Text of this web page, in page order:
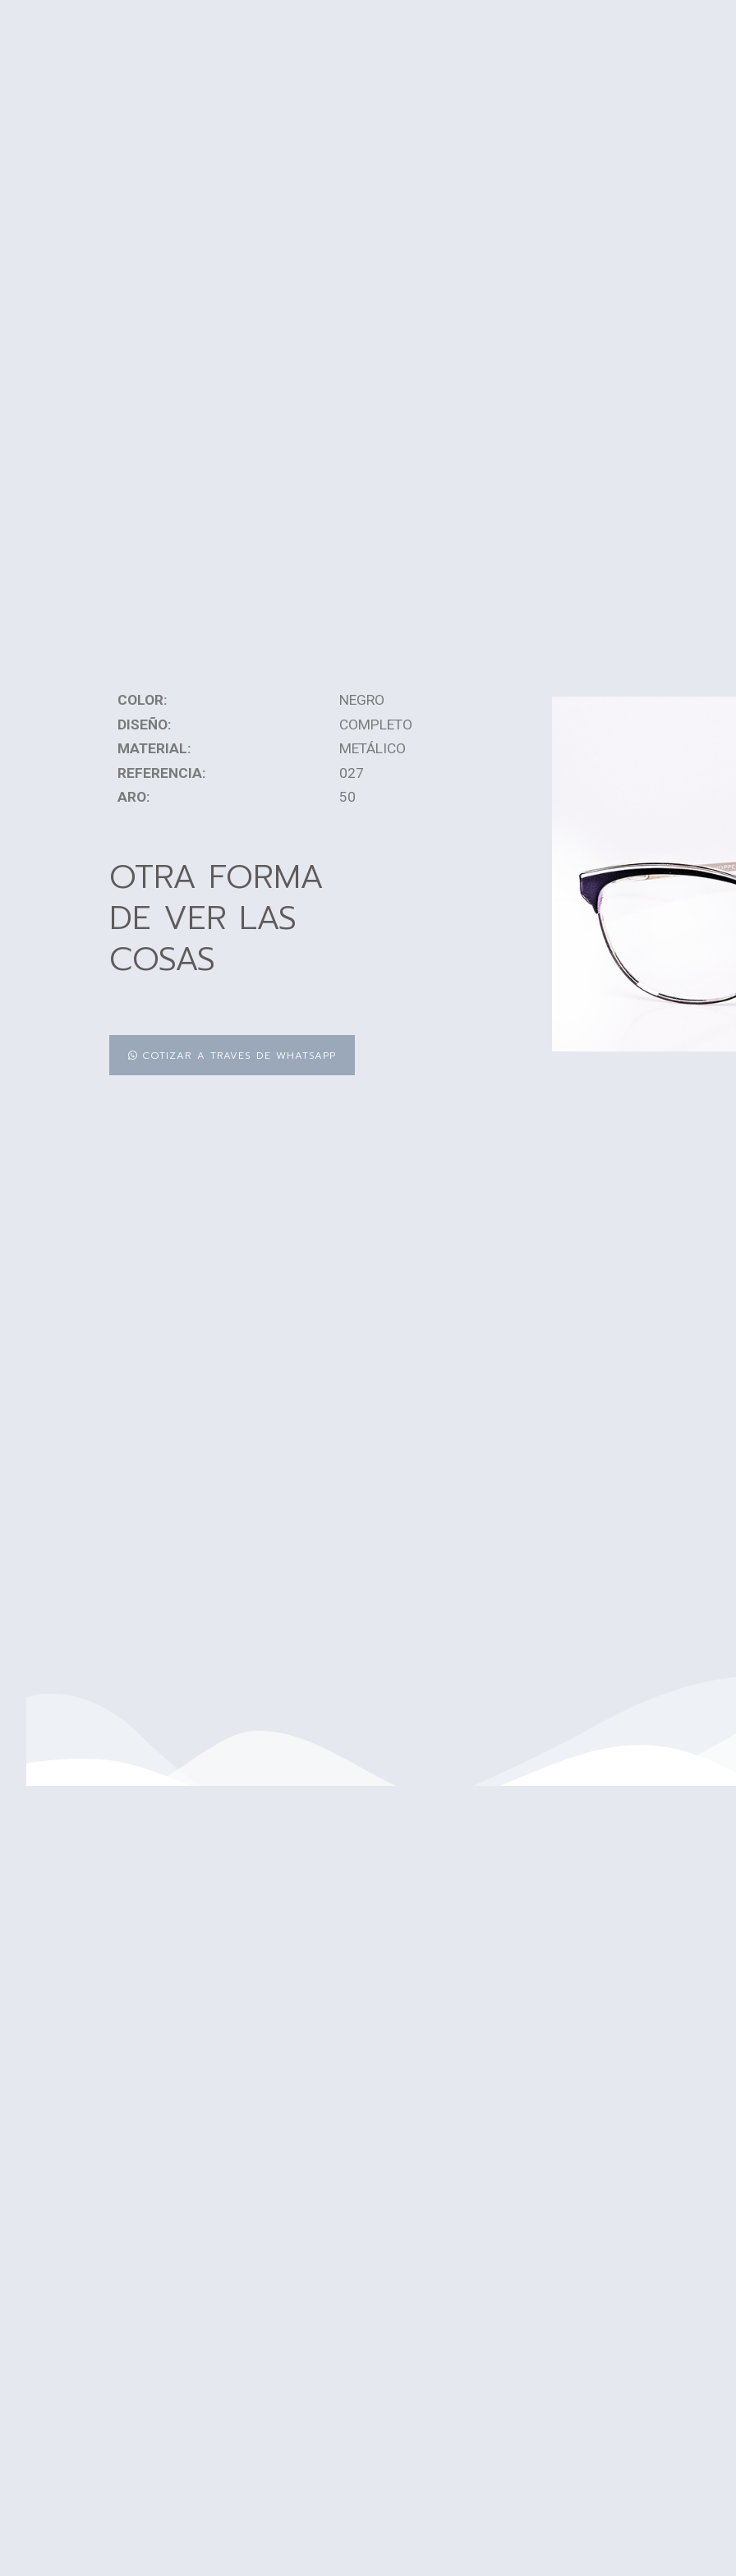
COLOR:
DISEÑO:
MATERIAL:
REFERENCIA:
ARO:
NEGRO
COMPLETO
METÁLICO
027
50
OTRA FORMA
DE VER LAS
COSAS
COTIZAR A TRAVES DE WHATSAPP